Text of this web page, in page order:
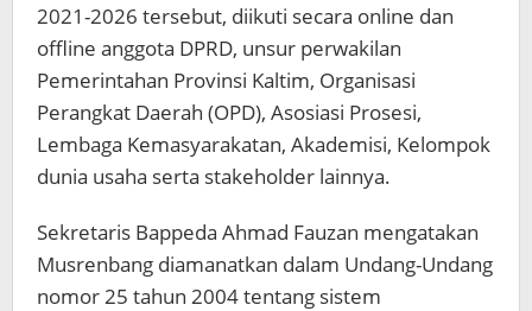
2021-2026 tersebut, diikuti secara online dan
offline anggota DPRD, unsur perwakilan
Pemerintahan Provinsi Kaltim, Organisasi
Perangkat Daerah (OPD), Asosiasi Prosesi,
Lembaga Kemasyarakatan, Akademisi, Kelompok
dunia usaha serta stakeholder lainnya.
Sekretaris Bappeda Ahmad Fauzan mengatakan
Musrenbang diamanatkan dalam Undang-Undang
nomor 25 tahun 2004 tentang sistem